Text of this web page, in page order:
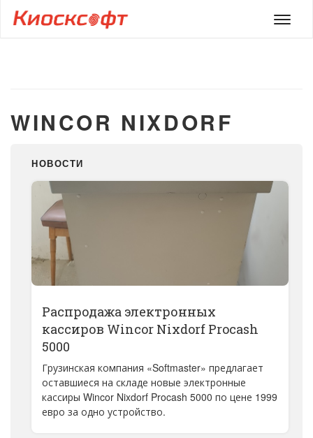
Меню
WINCOR NIXDORF
НОВОСТИ
Распродажа электронных
кассиров Wincor Nixdorf Procash
5000
Грузинская компания «Softmaster» предлагает
оставшиеся на складе новые электронные
кассиры Wincor Nixdorf Procash 5000 по цене 1999
евро за одно устройство.